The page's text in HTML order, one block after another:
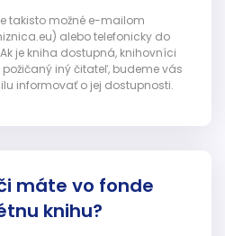
takisto možné e-mailom
alebo telefonicky do
je kniha dostupná, knihovníci
iný čitateľ, budeme vás
informovať o jej dostupnosti.
máte vo fonde
knihu?